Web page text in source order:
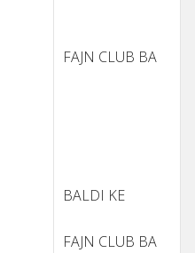
FAJN CLUB BA
BALDI KE
FAJN CLUB BA